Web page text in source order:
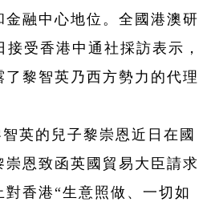
融中心地位。全國港澳研
受香港中通社採訪表示，
黎智英乃西方勢力的代理
英的兒子黎崇恩近日在國
崇恩致函英國貿易大臣請求
香港“生意照做、一切如